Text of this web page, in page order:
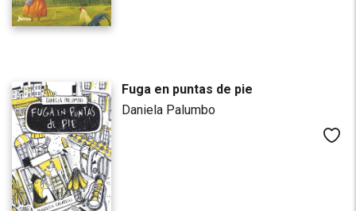
Fuga en puntas de pie
Daniela Palumbo